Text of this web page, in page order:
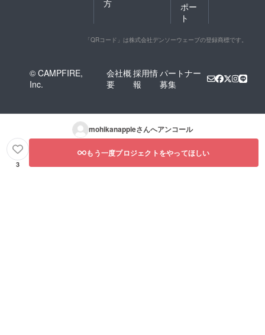
方
ポー
ト
「QRコード」は株式会社デンソーウェーブの登録商標です。
© CAMPFIRE,
Inc.
会社概
要
採用情
報
パートナー
募集
mohikanappleさんへアンコール
3
もう一度プロジェクトをやってほしい